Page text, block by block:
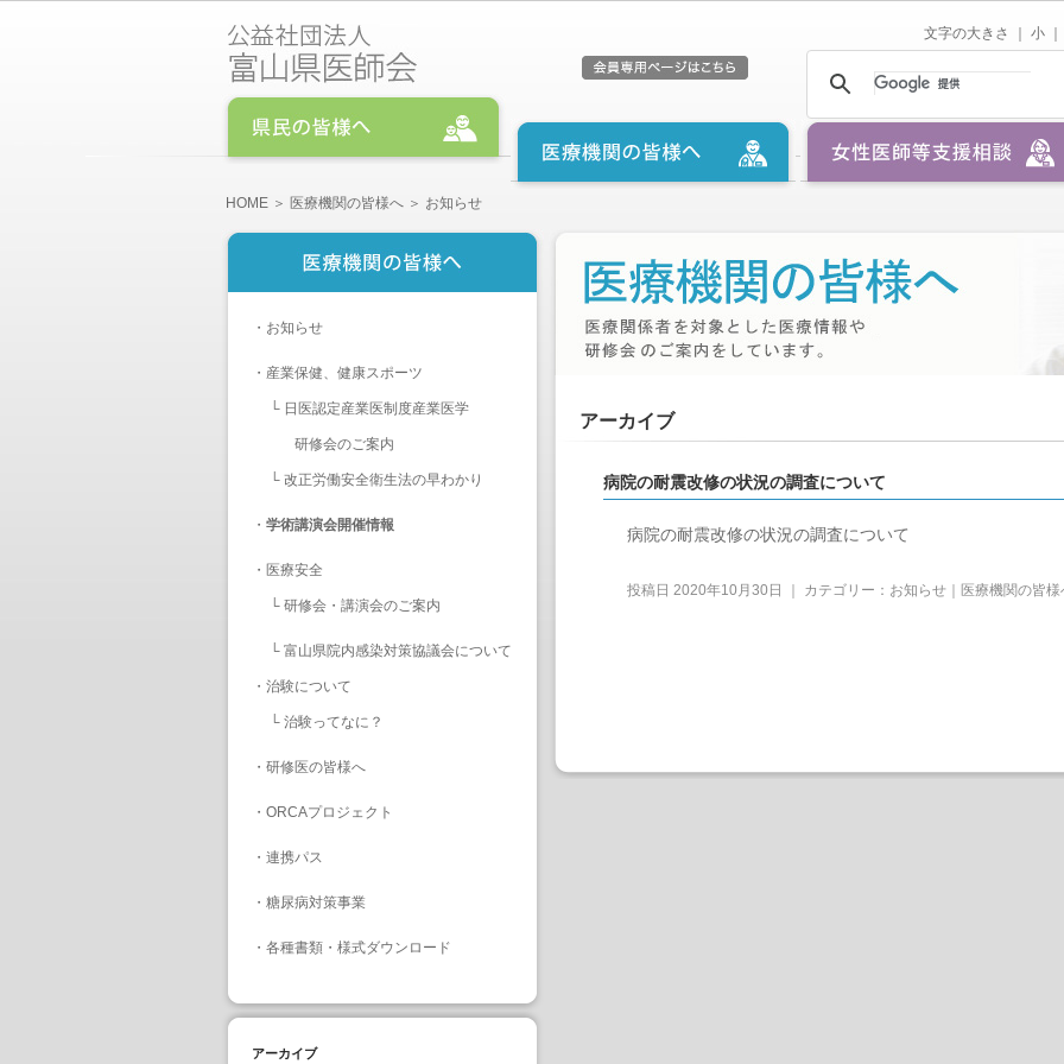
文字の大きさ ｜ 小
HOME ＞ 医療機関の皆様へ ＞ お知らせ
・ お知らせ
・ 産業保健、健康スポーツ
└ 日医認定産業医制度産業医学
研修会のご案内
└ 改正労働安全衛生法の早わかり
・ 学術講演会開催情報
・ 医療安全
└ 研修会・講演会のご案内
└ 富山県院内感染対策協議会について
・ 治験について
└ 治験ってなに？
・ 研修医の皆様へ
・ ORCAプロジェクト
・ 連携パス
・ 糖尿病対策事業
・ 各種書類・様式ダウンロード
アーカイブ
アーカイブ
病院の耐震改修の状況の調査について
病院の耐震改修の状況の調査について
投稿日 2020年10月30日 ｜ カテゴリー： お知らせ｜医療機関の皆様